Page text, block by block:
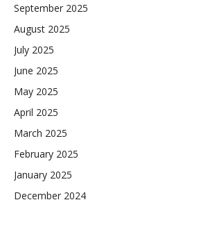
September 2025
August 2025
July 2025
June 2025
May 2025
April 2025
March 2025
February 2025
January 2025
December 2024